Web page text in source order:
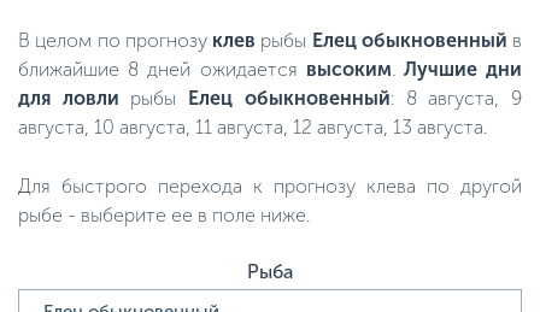
В целом по прогнозу клев рыбы Елец обыкновенный в
ближайшие 8 дней ожидается высоким. Лучшие дни
для ловли рыбы Елец обыкновенный: 8 августа, 9
августа, 10 августа, 11 августа, 12 августа, 13 августа.
Для быстрого перехода к прогнозу клева по другой
рыбе - выберите ее в поле ниже.
Рыба